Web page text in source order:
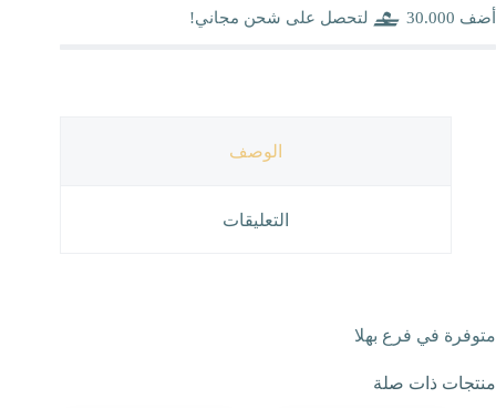
أضف 30.000 لتحصل على شحن مجاني!
الوصف
التعليقات
متوفرة في فرع بهلا
منتجات ذات صلة